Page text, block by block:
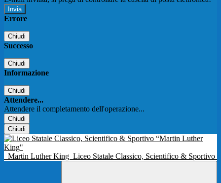
Errore
Chiudi
Successo
Chiudi
Informazione
Chiudi
Attendere...
Attendere il completamento dell'operazione...
Chiudi
Chiudi
Martin Luther King Liceo Statale Classico, Scientifico & Sportivo